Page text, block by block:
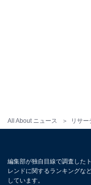
All About ニュース リサー
編集部が独自目線で調査した
レンドに関するランキングな
しています。